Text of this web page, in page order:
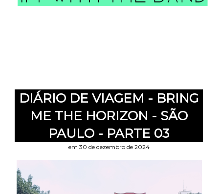
DIÁRIO DE VIAGEM - BRING
ME THE HORIZON - SÃO
PAULO - PARTE 03
em 30 de dezembro de 2024